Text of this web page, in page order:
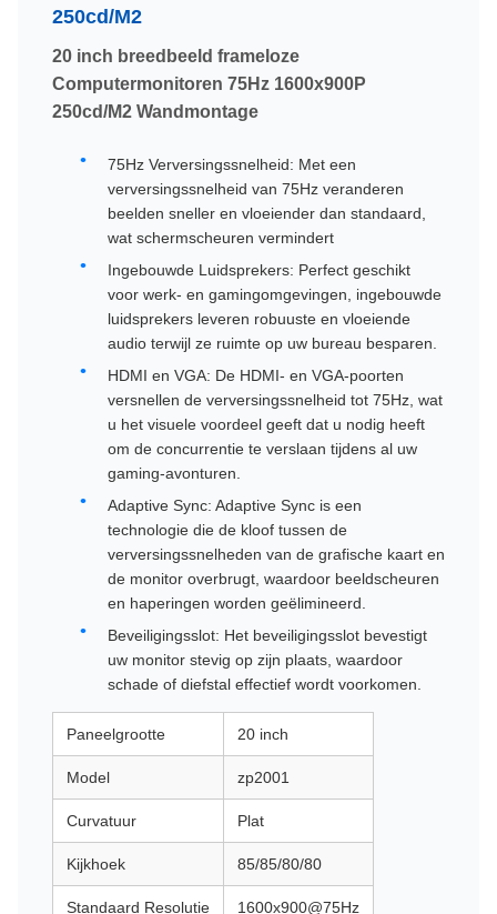
250cd/M2
20 inch breedbeeld frameloze
Computermonitoren 75Hz 1600x900P
250cd/M2 Wandmontage
75Hz Verversingssnelheid: Met een
verversingssnelheid van 75Hz veranderen
beelden sneller en vloeiender dan standaard,
wat schermscheuren vermindert
Ingebouwde Luidsprekers: Perfect geschikt
voor werk- en gamingomgevingen, ingebouwde
luidsprekers leveren robuuste en vloeiende
audio terwijl ze ruimte op uw bureau besparen.
HDMI en VGA: De HDMI- en VGA-poorten
versnellen de verversingssnelheid tot 75Hz, wat
u het visuele voordeel geeft dat u nodig heeft
om de concurrentie te verslaan tijdens al uw
gaming-avonturen.
Adaptive Sync: Adaptive Sync is een
technologie die de kloof tussen de
verversingssnelheden van de grafische kaart en
de monitor overbrugt, waardoor beeldscheuren
en haperingen worden geëlimineerd.
Beveiligingsslot: Het beveiligingsslot bevestigt
uw monitor stevig op zijn plaats, waardoor
schade of diefstal effectief wordt voorkomen.
Paneelgrootte 20 inch
Model zp2001
Curvatuur Plat
Kijkhoek 85/85/80/80
Standaard Resolutie 1600x900@75Hz